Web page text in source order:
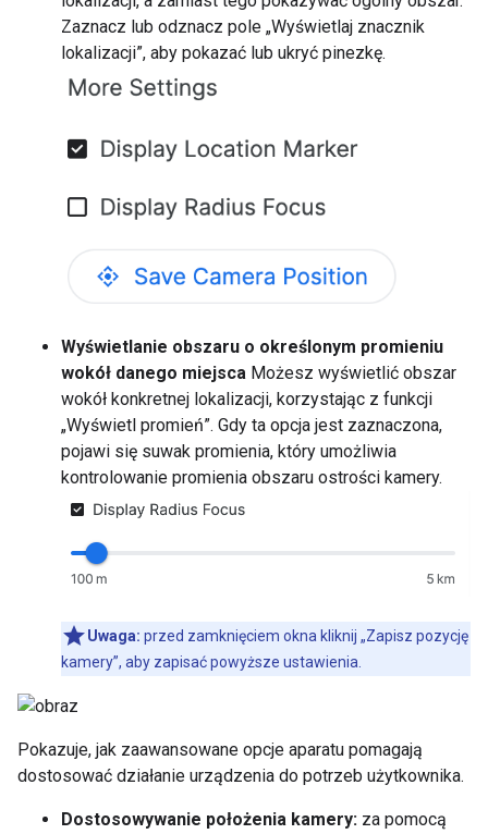
Zaznacz lub odznacz pole „Wyświetlaj znacznik
lokalizacji”, aby pokazać lub ukryć pinezkę.
Wyświetlanie obszaru o określonym promieniu
wokół danego miejsca Możesz wyświetlić obszar
wokół konkretnej lokalizacji, korzystając z funkcji
„Wyświetl promień”. Gdy ta opcja jest zaznaczona,
pojawi się suwak promienia, który umożliwia
kontrolowanie promienia obszaru ostrości kamery.
Uwaga: przed zamknięciem okna kliknij „Zapisz pozycję
kamery”, aby zapisać powyższe ustawienia.
Pokazuje, jak zaawansowane opcje aparatu pomagają
dostosować działanie urządzenia do potrzeb użytkownika.
Dostosowywanie położenia kamery: za pomocą